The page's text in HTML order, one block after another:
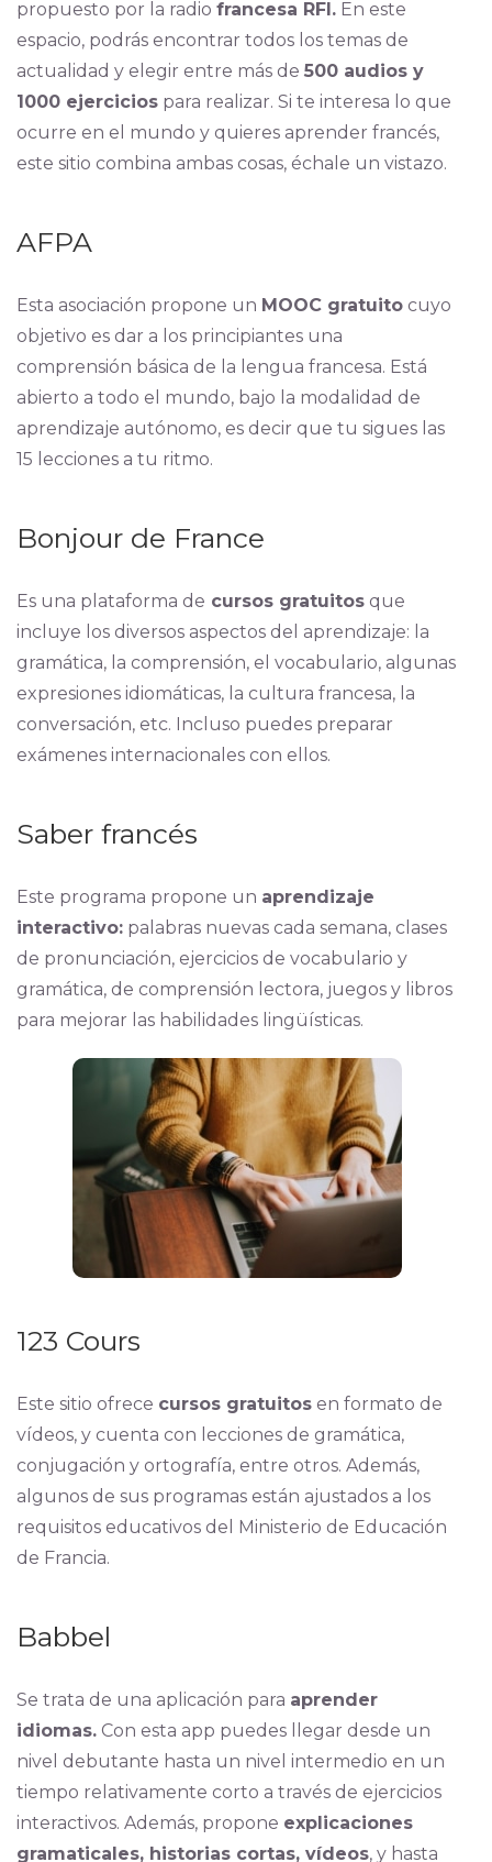
propuesto por la radio francesa RFI.En este
espacio, podrás encontrar todos los temas de
actualidad y elegir entre más de 500 audios y
1000 ejerciciospara realizar. Si te interesa lo que
ocurre en el mundo y quieres aprender francés,
este sitio combina ambas cosas, échale un vistazo.
AFPA
Esta asociación propone un MOOC gratuitocuyo
objetivo es dar a los principiantes una
comprensión básica de la lengua francesa. Está
abierto a todo el mundo, bajo la modalidad de
aprendizaje autónomo, es decir que tu sigues las
15 lecciones a tu ritmo.
Bonjour de France
Es una plataforma de cursos gratuitosque
incluye los diversos aspectos del aprendizaje: la
gramática, la comprensión, el vocabulario, algunas
expresiones idiomáticas, la cultura francesa, la
conversación, etc. Incluso puedes preparar
exámenes internacionales con ellos.
Saber francés
Este programa propone un aprendizaje
interactivo:palabras nuevas cada semana, clases
de pronunciación, ejercicios de vocabulario y
gramática, de comprensión lectora, juegos y libros
para mejorar las habilidades lingüísticas.
123 Cours
Este sitio ofrece cursos gratuitosen formato de
vídeos, y cuenta con lecciones de gramática,
conjugación y ortografía, entre otros. Además,
algunos de sus programas están ajustados a los
requisitos educativos del Ministerio de Educación
de Francia.
Babbel
Se trata de una aplicación para aprender
idiomas.Con esta app puedes llegar desde un
nivel debutante hasta un nivel intermedio en un
tiempo relativamente corto a través de ejercicios
interactivos. Además, propone explicaciones
gramaticales, historias cortas, vídeos, y hasta